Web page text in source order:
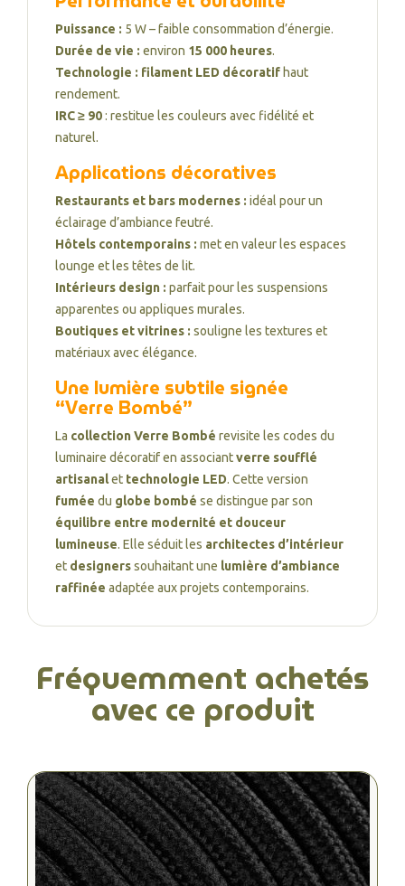
Puissance : 5 W – faible consommation d’énergie.
Durée de vie : environ 15 000 heures.
Technologie : filament LED décoratif haut
rendement.
IRC ≥ 90: restitue les couleurs avec fidélité et
naturel.
Applications décoratives
Restaurants et bars modernes : idéal pour un
éclairage d’ambiance feutré.
Hôtels contemporains : met en valeur les espaces
lounge et les têtes de lit.
Intérieurs design : parfait pour les suspensions
apparentes ou appliques murales.
Boutiques et vitrines : souligne les textures et
matériaux avec élégance.
Une lumière subtile signée
“Verre Bombé”
La collection Verre Bombé revisite les codes du
luminaire décoratif en associantverre soufflé
artisanalet technologie LED. Cette version
fumée du globe bombé se distingue par son
équilibre entre modernité et douceur
lumineuse. Elle séduit les architectes d’intérieur
et designerssouhaitant une lumière d’ambiance
raffinée adaptée aux projets contemporains.
Fréquemment achetés
avec ce produit